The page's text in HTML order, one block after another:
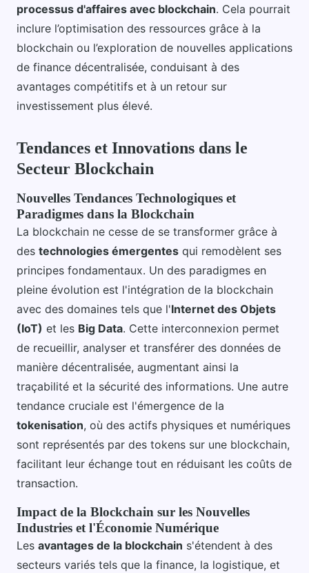
processus d'affaires avec blockchain. Cela pourrait
inclure l’optimisation des ressources grâce à la
blockchain ou l’exploration de nouvelles applications
de finance décentralisée, conduisant à des
avantages compétitifs et à un retour sur
investissement plus élevé.
Tendances et Innovations dans le
Secteur Blockchain
Nouvelles Tendances Technologiques et
Paradigmes dans la Blockchain
La blockchain ne cesse de se transformer grâce à
des technologies émergentes qui remodèlent ses
principes fondamentaux. Un des paradigmes en
pleine évolution est l'intégration de la blockchain
avec des domaines tels que l'Internet des Objets
(IoT) et les Big Data. Cette interconnexion permet
de recueillir, analyser et transférer des données de
manière décentralisée, augmentant ainsi la
traçabilité et la sécurité des informations. Une autre
tendance cruciale est l'émergence de la
tokenisation, où des actifs physiques et numériques
sont représentés par des tokens sur une blockchain,
facilitant leur échange tout en réduisant les coûts de
transaction.
Impact de la Blockchain sur les Nouvelles
Industries et l'Économie Numérique
Les avantages de la blockchain s'étendent à des
secteurs variés tels que la finance, la logistique, et